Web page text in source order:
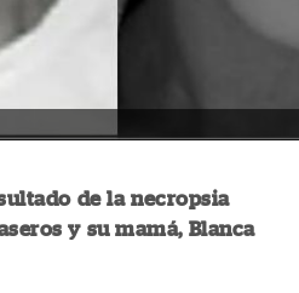
de la necropsia
y su mamá, Blanca